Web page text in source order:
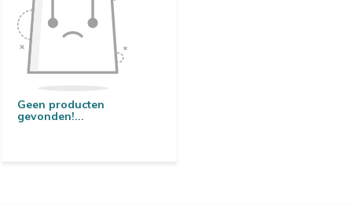
Geen producten
gevonden!...